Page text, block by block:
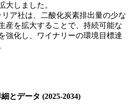
大しました。
リア社は、二酸化炭素排出量の少な
産を拡大することで、持続可能な
強化し、ワイナリーの環境目標達
とデータ (2025-2034)